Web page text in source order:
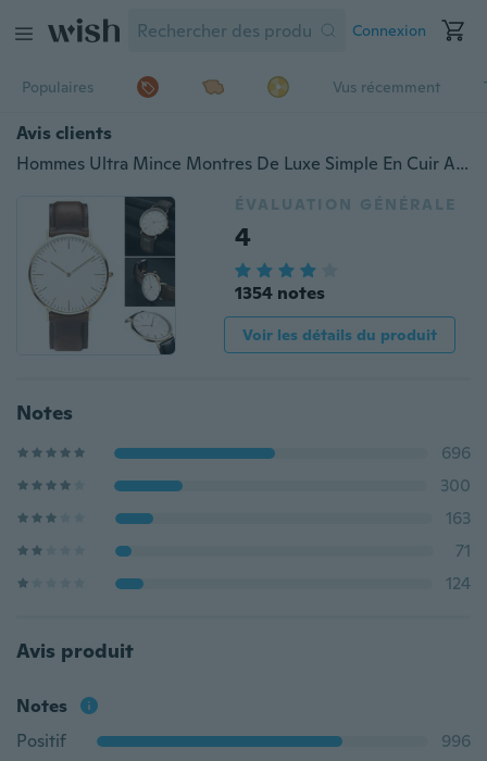
Connexion
Populaires Vus récemment
Avis clients
Hommes Ultra Mince Montres De Luxe Simple En Cuir Antichoc Étanche Argent Or Montre Homme Papa Cadeaux
ÉVALUATION GÉNÉRALE
4
1354 notes
Voir les détails du produit
Notes
696
300
163
71
124
Avis produit
Notes
Positif
996